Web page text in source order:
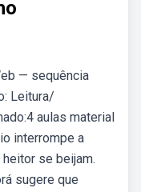
— sequência
Leitura/
aulas material
interrompe a
se beijam.
sugere que